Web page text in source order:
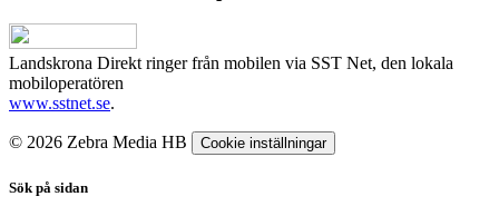
Landskrona Direkt ringer från mobilen via SST Net, den lokala
mobiloperatören
www.sstnet.se.
© 2026 Zebra Media HB Cookie inställningar
Sök på sidan